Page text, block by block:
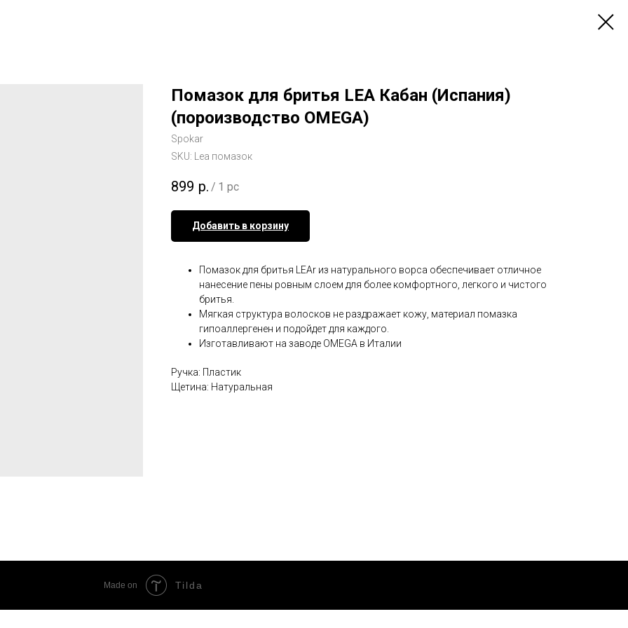
Помазок для бритья LEA Кабан (Испания)
(пороизводство OMEGA)
Spokar
SKU:
Lea помазок
899 р. / 1 pc
Добавить в корзину
Помазок для бритья LEAr из натурального ворса обеспечивает отличное
нанесение пены ровным слоем для более комфортного, легкого и чистого
бритья.
Мягкая структура волосков не раздражает кожу, материал помазка
гипоаллергенен и подойдет для каждого.
Изготавливают на заводе OMEGA в Италии
Ручка: Пластик
Щетина: Натуральная
Made on Tilda